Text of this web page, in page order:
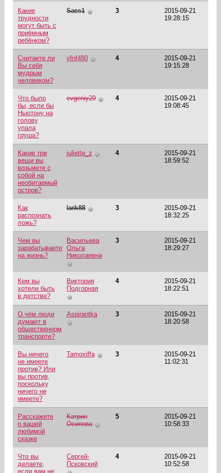
Какие
трудности
могут быть с
приёмным
ребёнком?
Sass1 3
2015-09-21
19:28:15
Считаете ли
Вы себя
мудрым
человеком?
yfnf480 4
2015-09-21
19:15:28
Что было
бы, если бы
Ньютону на
голову
упала
груша?
evgeniy29 4
2015-09-21
19:08:45
Какие три
вещи вы
возьмете с
собой на
необитаемый
остров?
juliette_z 4
2015-09-21
18:59:52
Как
распознать
ложь?
larik88 3
2015-09-21
18:32:25
Чем вы
зарабатываете
на жизнь?
Васильева
Ольга
Николаевна
3
2015-09-21
18:29:27
Кем вы
хотели быть
в детстве?
Виктория
Подгорная
4
2015-09-21
18:22:51
О чём люди
думают в
общественном
транспорте?
Aspirantka 3
2015-09-21
18:20:58
Вы ничего
не имеете
против? Или
вы против,
поскольку
ничего не
имеете?
Tamoxiffa 3
2015-09-21
11:02:31
Расскажите
о вашей
любимой
сказке
Катрин
Осипова
5
2015-09-21
10:58:33
Что вы
делаете,
если вам не
Сергей-
Псковский
4
2015-09-21
10:52:58